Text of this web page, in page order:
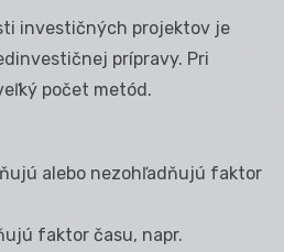
investičných projektov je
prípravy. Pri
počet metód.
alebo nezohľadňujú faktor
faktor času, napr.